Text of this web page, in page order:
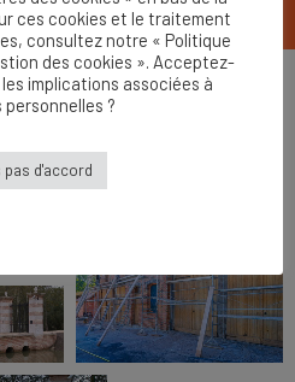
ces cookies et le traitement
consultez notre « Politique
des cookies ». Acceptez-
implications associées à
?
pas d'accord